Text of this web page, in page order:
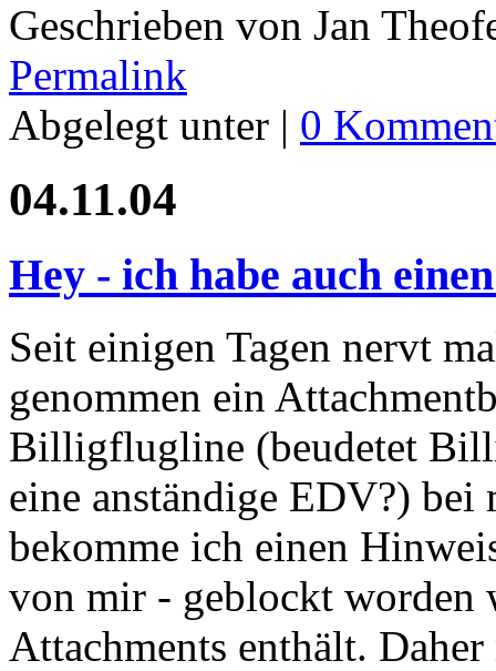
Geschrieben von Jan
Permalink
Abgelegt unter | 0
04.11.04
Hey - ich habe auch
Seit einigen Tagen nervt
genommen ein
Billigflugline (beudetet
eine anständige EDV?)
bekomme ich einen
von mir - geblockt worden
Attachments enthält.